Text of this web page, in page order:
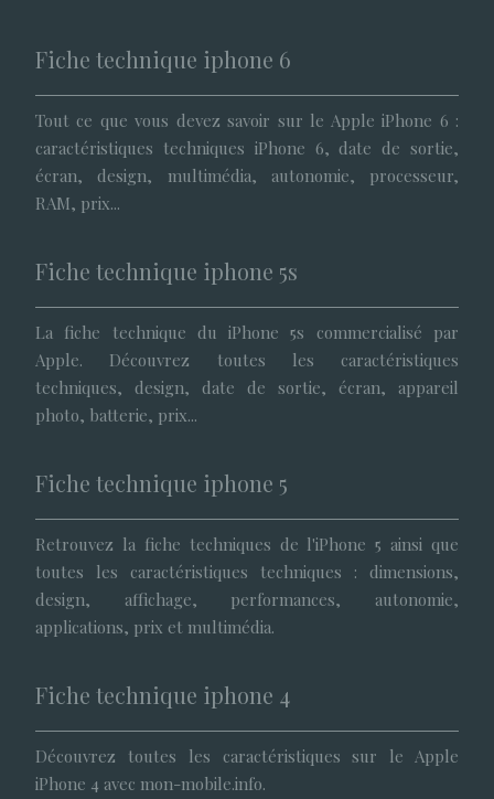
Fiche technique iphone 6
Tout ce que vous devez savoir sur le Apple iPhone 6 :
caractéristiques techniques iPhone 6, date de sortie,
écran, design, multimédia, autonomie, processeur,
RAM, prix...
Fiche technique iphone 5s
La fiche technique du iPhone 5s commercialisé par
Apple. Découvrez toutes les caractéristiques
techniques, design, date de sortie, écran, appareil
photo, batterie, prix...
Fiche technique iphone 5
Retrouvez la fiche techniques de l'iPhone 5 ainsi que
toutes les caractéristiques techniques : dimensions,
design, affichage, performances, autonomie,
applications, prix et multimédia.
Fiche technique iphone 4
Découvrez toutes les caractéristiques sur le Apple
iPhone 4 avec mon-mobile.info.